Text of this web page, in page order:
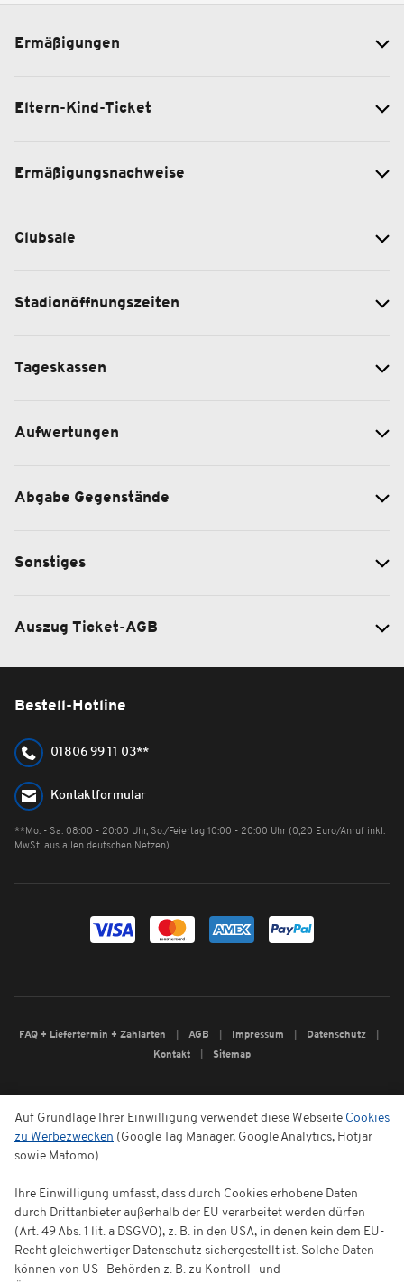
Ermäßigungen
Eltern-Kind-Ticket
Ermäßigungsnachweise
Clubsale
Stadionöffnungszeiten
Tageskassen
Aufwertungen
Abgabe Gegenstände
Sonstiges
Auszug Ticket-AGB
Bestell-Hotline
01806 99 11 03**
Kontaktformular
**Mo. - Sa. 08:00 - 20:00 Uhr, So./Feiertag 10:00 - 20:00 Uhr (0,20 Euro/Anruf inkl.
MwSt. aus allen deutschen Netzen)
FAQ + Liefertermin + Zahlarten AGB Impressum
Datenschutz
Kontakt
Sitemap
Auf Grundlage Ihrer Einwilligung verwendet diese Webseite Cookies
zu Werbezwecken (Google Tag Manager, Google Analytics, Hotjar
sowie Matomo).
Ihre Einwilligung umfasst, dass durch Cookies erhobene Daten
durch Drittanbieter außerhalb der EU verarbeitet werden dürfen
(Art. 49 Abs. 1 lit. a DSGVO), z. B. in den USA, in denen kein dem EU-
Recht gleichwertiger Datenschutz sichergestellt ist. Solche Daten
können von US- Behörden z. B. zu Kontroll- und